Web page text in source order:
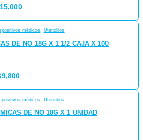
15,000
médicos, Utencilios
DE NO 18G X 1 1/2 CAJA X 100
9,800
médicos Utencilios
DE NO 18G X 1 UNIDAD